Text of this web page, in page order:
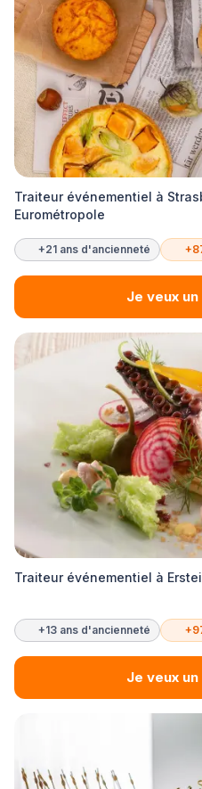
Traiteur événementiel à
Eurométropole
+21 ans d'ancienneté
Je veux
Traiteur événementiel à
+13 ans d'ancienneté
Je veux